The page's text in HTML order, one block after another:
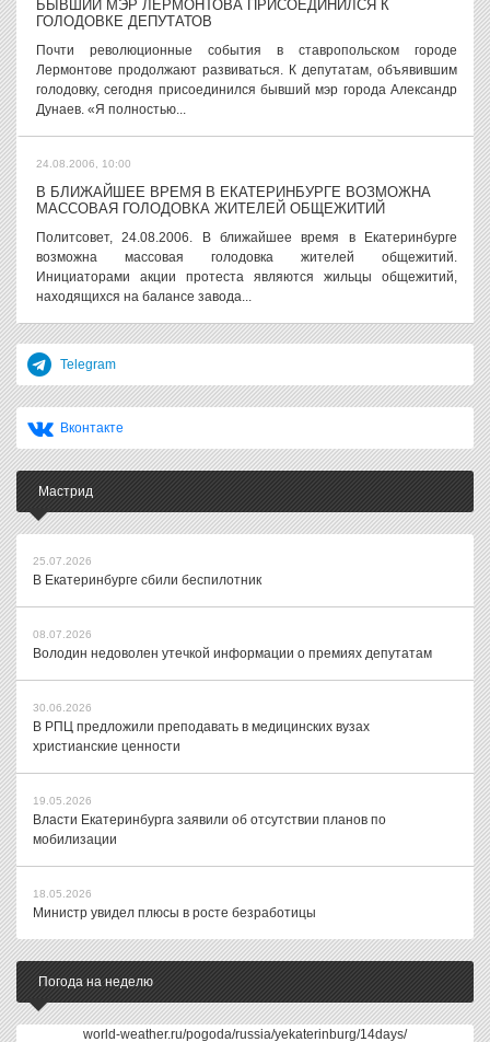
БЫВШИЙ МЭР ЛЕРМОНТОВА ПРИСОЕДИНИЛСЯ К
ГОЛОДОВКЕ ДЕПУТАТОВ
Почти революционные события в ставропольском городе
Лермонтове продолжают развиваться. К депутатам, объявившим
голодовку, сегодня присоединился бывший мэр города Александр
Дунаев. «Я полностью...
24.08.2006, 10:00
В БЛИЖАЙШЕЕ ВРЕМЯ В ЕКАТЕРИНБУРГЕ ВОЗМОЖНА
МАССОВАЯ ГОЛОДОВКА ЖИТЕЛЕЙ ОБЩЕЖИТИЙ
Политсовет, 24.08.2006. В ближайшее время в Екатеринбурге
возможна массовая голодовка жителей общежитий.
Инициаторами акции протеста являются жильцы общежитий,
находящихся на балансе завода...
Telegram
Вконтакте
Мастрид
25.07.2026
В Екатеринбурге сбили беспилотник
08.07.2026
Володин недоволен утечкой информации о премиях депутатам
30.06.2026
В РПЦ предложили преподавать в медицинских вузах
христианские ценности
19.05.2026
Власти Екатеринбурга заявили об отсутствии планов по
мобилизации
18.05.2026
Министр увидел плюсы в росте безработицы
Погода на неделю
world-weather.ru/pogoda/russia/yekaterinburg/14days/